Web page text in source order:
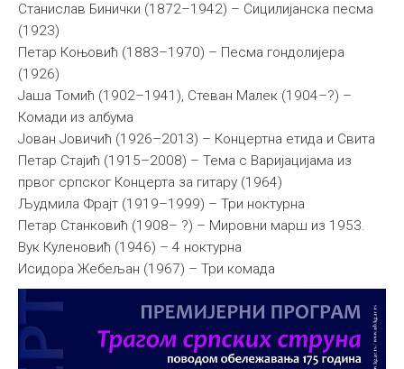
Станислав Бинички (1872–1942) – Сицилијанска песма
(1923)
Петар Коњовић (1883–1970) – Песма гондолијера
(1926)
Јаша Томић (1902–1941), Стеван Малек (1904–?) –
Комади из албума
Јован Јовичић (1926–2013) – Концертна етида и Свита
Петар Стајић (1915–2008) – Тема с Варијацијама из
првог српског Концерта за гитару (1964)
Људмила Фрајт (1919–1999) – Три ноктурна
Петар Станковић (1908– ?) – Мировни марш из 1953.
Вук Куленовић (1946) – 4 ноктурна
Исидора Жебељан (1967) – Три комада